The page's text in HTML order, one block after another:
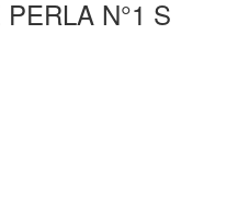
N°1 S